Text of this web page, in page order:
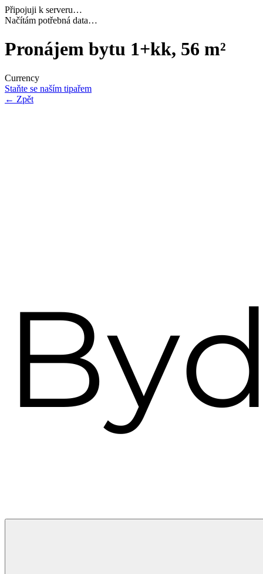
Připojuji k serveru…
Dokončuji inicializaci…
Pronájem bytu 1+kk, 56 m²
Currency
Staňte se naším tipařem
← Zpět